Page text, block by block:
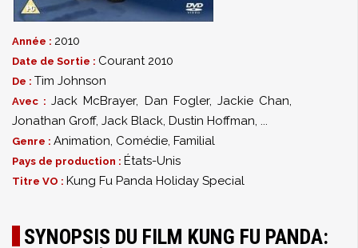
Année : 2010
Date de Sortie : Courant 2010
De : Tim Johnson
Avec :Jack McBrayer, Dan Fogler, Jackie Chan,
Jonathan Groff, Jack Black, Dustin Hoffman, ...
Genre : Animation, Comédie, Familial
Pays de production : États-Unis
Titre VO : Kung Fu Panda Holiday Special
SYNOPSIS DU FILM KUNG FU PANDA: